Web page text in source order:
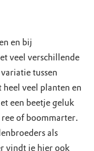
en bij
veel verschillende
tussen
veel planten en
een beetje geluk
of boommarter.
als
vindt je hier ook